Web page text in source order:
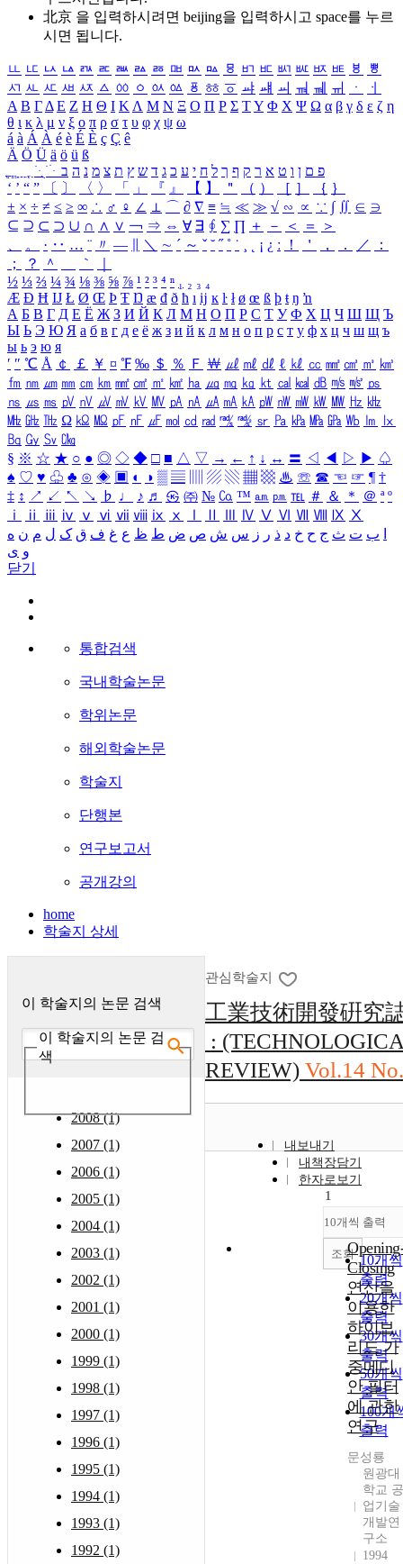
北京 을 입력하시려면 beijing을 입력하시고 space를 누르
시면 됩니다.
ㅥ ㅦ ㅧ ㅨ ㅩ ㅪ ㅫ ㅬ ㅭ ㅮ ㅯ ㅰ ㅱ ㅲ ㅳ ㅴ ㅵ ㅶ ㅷ ㅸ
ㅹ
ㅺ ㅻ ㅼ ㅽ ㅾ ㅿ ㆀ ㆁ ㆂ ㆃ ㆄ ㆅ ㆆ ㆇ ㆈ ㆉ ㆊ ㆋ ㆌ ㆍ
ㆎ
Α Β ΓΔ Ε Ζ Η Θ Ι ΚΛ Μ Ν Ξ Ο Π Ρ Σ ΤΥ Φ Χ Ψ Ω α β γ δ ε ζ η
θ ι κ λ μ ν ξ ο π ρ σ τ υ φ χ ψ ω
á à Á À é è É È ç Ç ê
Ä Ö Ü ä ö ü ß
ִֶֹ ֻּ ׁׂ פ ם ן ו ט א ר ק ף ך ל ח י ע כ ג ד ש ץ ת צ מ נ ה ב
‘ ’ “ ” 〔 〕 〈 〉 「 」 『 』 【 】 ＂ （ ） ［ ］ ｛ ｝
± × ÷ ≠ ≤ ≥ ∞ ∴ ♂ ♀ ∠ ⊥ ⌒ ∂ ∇ ≡ ≒ ≪ ≫ √ ∽ ∝ ∵ ∫ ∬ ∈ ∋
⊆ ⊇ ⊂ ⊃ ∪ ∩ ∧ ∨ ￢ ⇒ ⇔ ∀ ∃ ∮ ∑ ∏ ＋ － ＜ ＝
＞
、
。 · ‥ … ¨ 〃 ― ＼ ∼ ´ ～ ˇ ˘ ˝ ˚ ˙ ¸ ¡ ¿ ː ！ ＇ ， ． ／
：
；
？ ＾ ｀
½ ⅓ ⅔ ¼ ¾ ⅛ ⅜ ⅝ ⅞ ¹ ² ³ ⁴ ⁿ ₁ ₂ ₃ ₄
Æ Ð Ħ Ĳ Ł Ø Œ Þ Ŧ Ŋ æ đ ð ħ ı ĳ ĸ ŀ ł ø œ ß þ ŧ ŋ ŉ
А Б В Г Д Е Ё Ж З И Й К Л М Н О П Р С Т У Ф Х Ц Ч Ш Щ Ъ
Ы Ь Э Ю Я а б в г д е ё ж з и й к л м н о п р с т у ф х ц ч ш щ ъ
ы ь э ю я
′ ″ ℃ Å ￠ ￡ ￥ ¤ ℉ ‰ ＄ ％ Ｆ ￦ ㎕ ㎖ ㎗ ℓ ㎘ ㏄ ㎣ ㎤ ㎥ ㎦
㎙ ㎚ ㎛ ㎜ ㎝ ㎞ ㎟ ㎠ ㎡ ㎢ ㏊ ㎍ ㎎ ㎏ ㏏ ㎈ ㎉ ㏈ ㎧ ㎨ ㎰
㎱ ㎲ ㎳ ㎴ ㎵ ㎶ ㎷ ㎸ ㎹ ㎀ ㎁ ㎂ ㎃ ㎄ ㎺ ㎻ ㎽ ㎾ ㎿ ㎐ ㎑
㎒ ㎓ ㎔ Ω ㏀ ㏁ ㎊ ㎋ ㎌ ㏖ ㏅ ㎭ ㎮ ㎯ ㏛ ㎩ ㎪ ㎫ ㎬ ㏝ ㏐
㏓
㏃ ㏉ ㏜ ㏆
§ ※ ☆ ★ ○ ● ◎ ◇ ◆ □ ■ △ ▽ → ← ↑ ↓ ↔ 〓 ◁ ◀ ▷ ▶ ♤
♠ ♡ ♥ ♧ ♣ ⊙ ◈ ▣ ◐ ◑ ▒ ▤ ▨ ▧ ▦ ▩ ♨ ☏ ☎ ☜ ☞ ¶ †
‡ ↕ ↗ ↙ ↖ ↘ ♭ ♩ ♪ ♬ ㉿ ㈜ № ㏇ ™ ㏂ ㏘ ℡ ＃ ＆ ＊ ＠ ª º
ⅰ
ⅱ ⅲ ⅳ ⅴ ⅵ ⅶ ⅷ ⅸ ⅹ Ⅳ Ⅴ Ⅵ Ⅶ Ⅷ Ⅸ Ⅹ
ب ت ث ج ح خ د ذ ر ز س ش ص ض ط ظ ع غ ف ق ک ل م ن ه
و ی
닫기
통합검색
국내학술논문
학위논문
해외학술논문
학술지
단행본
연구보고서
공개강의
home
학술지 상세
이 학술지의 논문 검색
이 학술지의 논문 검
색
2008 (1)
2007 (1)
2006 (1)
2005 (1)
2004 (1)
2003 (1)
2002 (1)
2001 (1)
2000 (1)
1999 (1)
1998 (1)
1997 (1)
1996 (1)
1995 (1)
1994 (1)
1993 (1)
1992 (1)
관심학술지
工業技術開發硏究
:
REVIEW) Vol.14
내보내기
내책장담기
한자로보기
10개씩 출력
10개씩
출력
20개씩
출력
30개씩
출력
50개씩
출력
100개
출력
조회
1
Closing
연산을
이용한
하이브
리드 가
중메디
안 필터
에 관한
연구
문성룡
원광대
학교 공
업기술
개발연
구소
1994